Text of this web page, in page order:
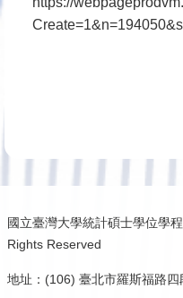
國立臺灣大學統計碩士學位學
Rights Reserved
地址：(106) 臺北市羅斯福路